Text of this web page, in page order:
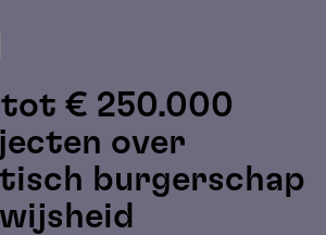
€ 250.000
over
burgerschap